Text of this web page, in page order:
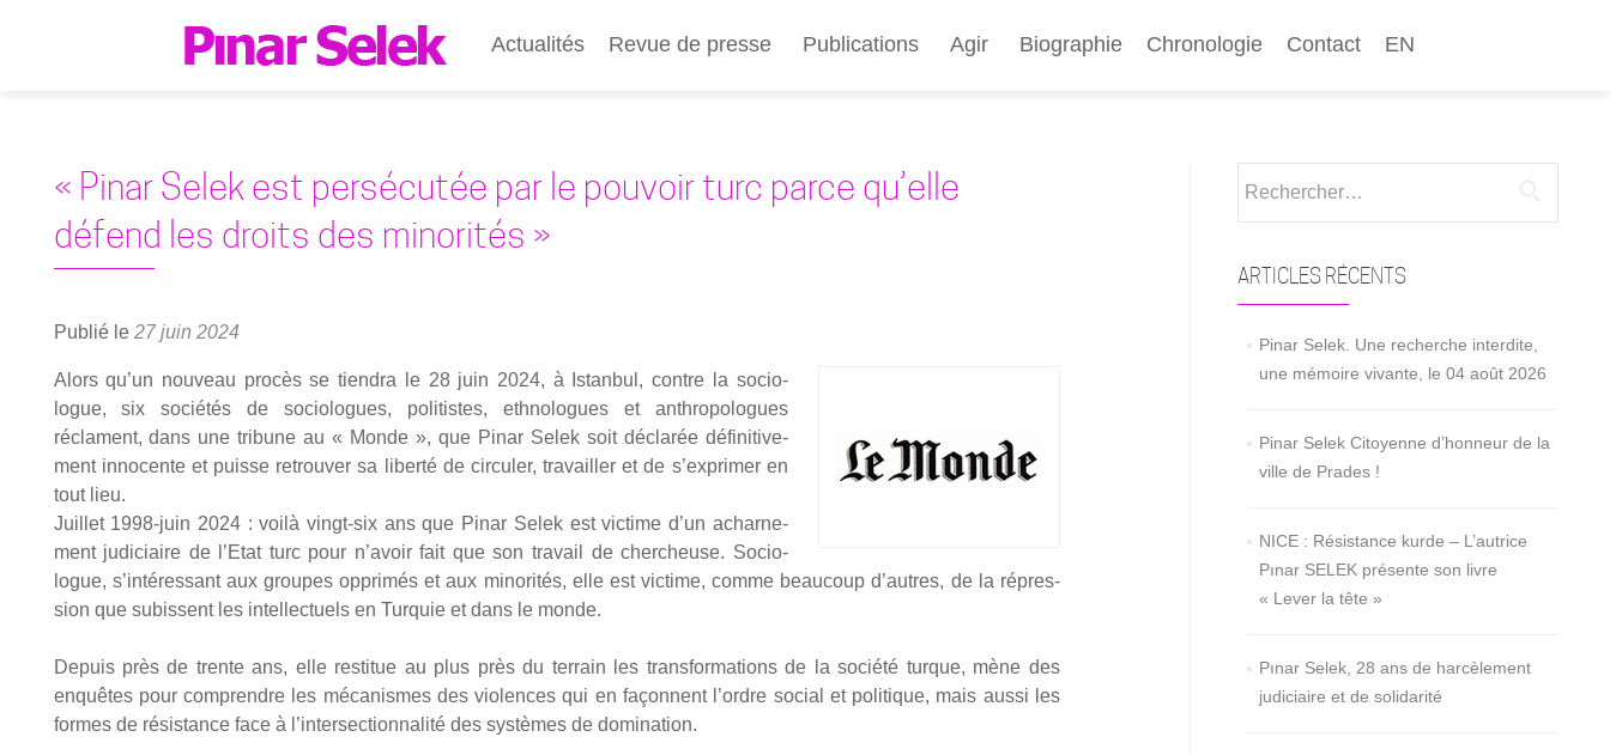
au
Actualités Revue de presse Publications Agir Biographie Chronologie Contact EN
« Pinar Selek est persécutée par le pouvoir turc parce qu’elle
défend les droits des minorités »
Publié le 27 juin 2024
Alors qu’un nou­veau pro­cès se tien­dra le 28 juin 2024, à Istan­bul, contre la socio­
logue, six socié­tés de socio­logues, poli­tistes, eth­no­logues et anthro­po­logues
réclament, dans une tri­bune au « Monde », que Pinar Selek soit décla­rée défi­ni­ti­ve­
ment inno­cente et puisse retrou­ver sa liber­té de cir­cu­ler, tra­vailler et de s’exprimer en
tout lieu.
Juillet 1998-juin 2024 : voi­là vingt-six ans que Pinar Selek est vic­time d’un achar­ne­
ment judi­ciaire de l’Etat turc pour n’avoir fait que son tra­vail de cher­cheuse. Socio­
logue, s’intéressant aux groupes oppri­més et aux mino­ri­tés, elle est vic­time, comme beau­coup d’autres, de la répres­
sion que subissent les intel­lec­tuels en Tur­quie et dans le monde.
Depuis près de trente ans, elle res­ti­tue au plus près du ter­rain les trans­for­ma­tions de la socié­té turque, mène des
enquêtes pour com­prendre les méca­nismes des vio­lences qui en façonnent l’ordre social et poli­tique, mais aus­si les
formes de résis­tance face à l’intersectionnalité des sys­tèmes de domi­na­tion.
ARTICLES RÉCENTS
Pinar Selek. Une recherche interdite,
une mémoire vivante, le 04 août 2026
Pinar Selek Citoyenne d’honneur de la
ville de Prades !
NICE : Résistance kurde – L’autrice
Pınar SELEK présente son livre
« Lever la tête »
Pınar Selek, 28 ans de harcèlement
judiciaire et de solidarité